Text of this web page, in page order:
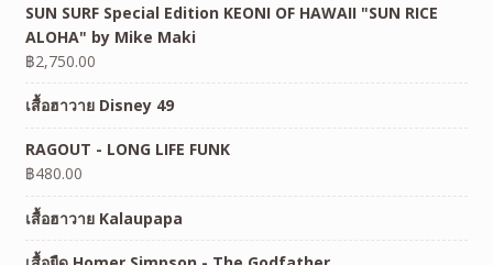
SUN SURF Special Edition KEONI OF HAWAII "SUN RICE
ALOHA" by Mike Maki
฿2,750.00
เสื้อฮาวาย Disney 49
RAGOUT - LONG LIFE FUNK
฿480.00
เสื้อฮาวาย Kalaupapa